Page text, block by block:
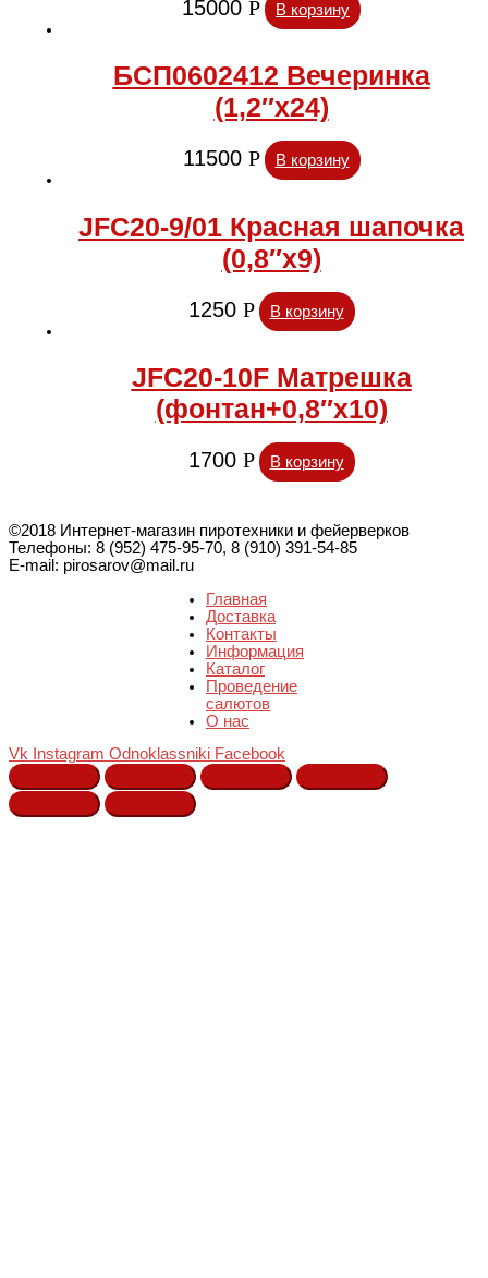
15000 Р В корзину
БСП0602412 Вечеринка
(1,2″х24)
11500 Р В корзину
JFC20-9/01 Красная шапочка
(0,8″х9)
1250 Р В корзину
JFC20-10F Матрешка
(фонтан+0,8″х10)
1700 Р В корзину
©2018 Интернет-магазин пиротехники и фейерверков
Телефоны: 8 (952) 475-95-70, 8 (910) 391-54-85
E-mail: pirosarov@mail.ru
Главная
Доставка
Контакты
Информация
Каталог
Проведение
салютов
О нас
Vk Instagram Odnoklassniki Facebook